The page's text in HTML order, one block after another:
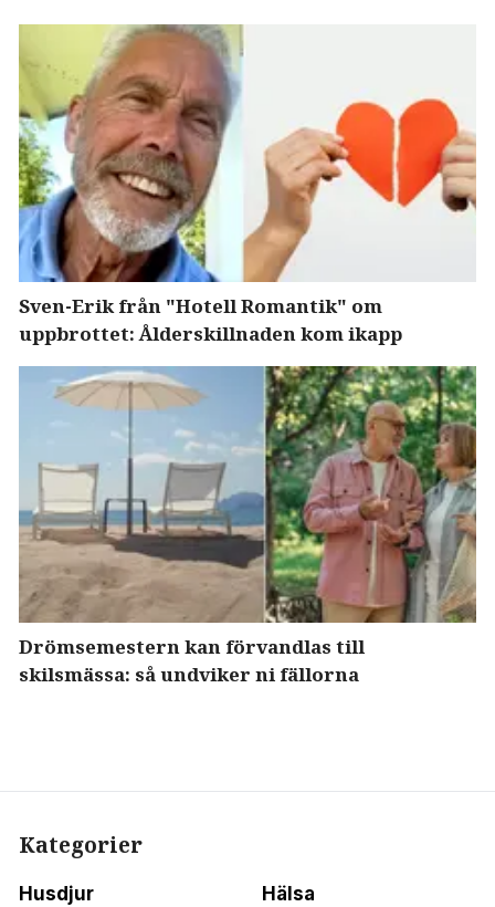
Sven-Erik från "Hotell Romantik" om
uppbrottet: Ålderskillnaden kom ikapp
Drömsemestern kan förvandlas till
skilsmässa: så undviker ni fällorna
Kategorier
Husdjur Hälsa